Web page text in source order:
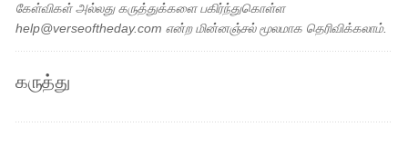
கேள்விகள் அல்லது கருத்துக்களை பகிர்ந்துகொள்ள
help@verseoftheday.com என்ற மின்னஞ்சல் மூலமாக தெரிவிக்கலாம்.
கருத்து